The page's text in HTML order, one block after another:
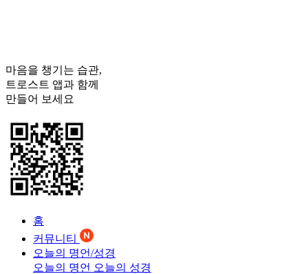
마음을 챙기는 습관,
트로스트 앱과 함께
만들어 보세요
홈
커뮤니티
오늘의 명언/성경
오늘의 명언 오늘의 성경